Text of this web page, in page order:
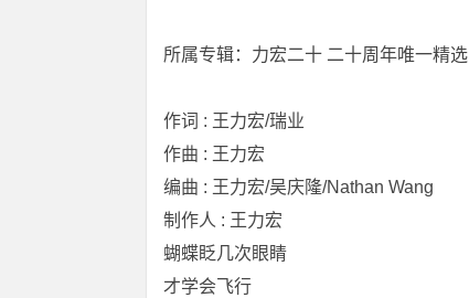
所属专辑：力宏二十 二十周年唯一精选
作词 : 王力宏/瑞业
作曲 : 王力宏
编曲 : 王力宏/吴庆隆/Nathan Wang
制作人 : 王力宏
蝴蝶眨几次眼睛
才学会飞行